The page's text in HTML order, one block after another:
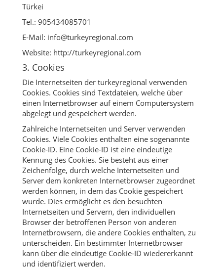
Türkei
Tel.: 905434085701
E-Mail: info@turkeyregional.com
Website: http://turkeyregional.com
3. Cookies
Die Internetseiten der turkeyregional verwenden
Cookies. Cookies sind Textdateien, welche über
einen Internetbrowser auf einem Computersystem
abgelegt und gespeichert werden.
Zahlreiche Internetseiten und Server verwenden
Cookies. Viele Cookies enthalten eine sogenannte
Cookie-ID. Eine Cookie-ID ist eine eindeutige
Kennung des Cookies. Sie besteht aus einer
Zeichenfolge, durch welche Internetseiten und
Server dem konkreten Internetbrowser zugeordnet
werden können, in dem das Cookie gespeichert
wurde. Dies ermöglicht es den besuchten
Internetseiten und Servern, den individuellen
Browser der betroffenen Person von anderen
Internetbrowsern, die andere Cookies enthalten, zu
unterscheiden. Ein bestimmter Internetbrowser
kann über die eindeutige Cookie-ID wiedererkannt
und identifiziert werden.